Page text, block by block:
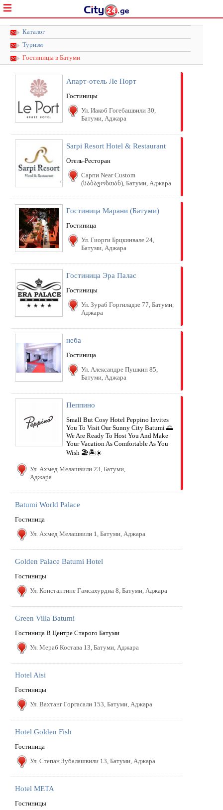
Каталог
Туризм
Гостиницы в Батуми
Апарт-отель Ле Порт
Гостиницы
Ул. Иакоб Гогебашвили 30,
Батуми, Аджара
Sarpi Resort Hotel & Restaurant
Отель-Ресторан
Сарпи Near Custom
(საბაჟოსთან), Батуми, Аджара
Гостиница Марани (Батуми)
Гостиница
Ул. Гиорги Брцкинвале 24,
Батуми, Аджара
Гостиница Эра Палас
Гостиницы
Ул. Зураб Горгиладзе 77, Батуми,
Аджара
неба
Гостиница
Ул. Александре Пушкин 85,
Батуми, Аджара
Пеппино
Small But Cosy Hotel Peppino Invites
You To Visit Our Sunny City Batumi 🌅
We Are Ready To Host You And Make
Your Vacation As Comfortable As You
Wish 🏖🏝☀️
Ул. Ахмед Мелашвили 23, Батуми,
Аджара
Batumi World Palace
Гостиница
Ул. Ахмед Мелашвили 1, Батуми, Аджара
Golden Palace Batumi Hotel
Гостиницы
Ул. Константине Гамсахурдиа 8, Батуми, Аджара
Green Villa Batumi
Гостиница В Центре Старого Батуми
Ул. Мераб Костава 13, Батуми, Аджара
Hotel Aisi
Гостиницы
Ул. Вахтанг Горгасали 153, Батуми, Аджара
Hotel Golden Fish
Гостиница
Ул. Степан Зубалашвили 13, Батуми, Аджара
Hotel META
Гостиницы